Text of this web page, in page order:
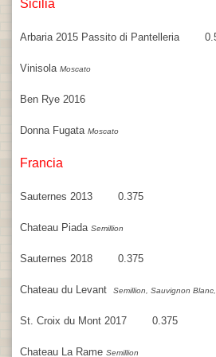
Sicilia
Arbaria 2015 Passito di Pantelleria
Vinisola Moscato
Ben Rye 2016
Donna Fugata Moscato
Francia
Sauternes 2013 0.375
Chateau Piada Semillion
Sauternes 2018 0.375
Chateau du Levant Semillion, Sauvignon
St. Croix du Mont 2017 0.375
Chateau La Rame Semillion